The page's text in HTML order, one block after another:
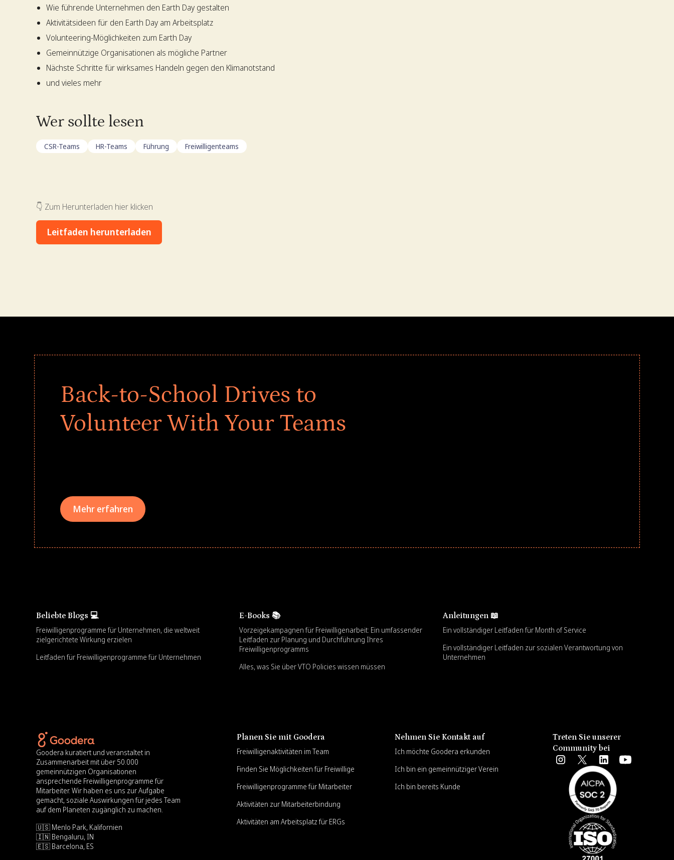
Wie führende Unternehmen den Earth Day gestalten
Aktivitätsideen für den Earth Day am Arbeitsplatz
Volunteering-Möglichkeiten zum Earth Day
Gemeinnützige Organisationen als mögliche Partner
Nächste Schritte für wirksames Handeln gegen den Klimanotstand
und vieles mehr
Wer sollte lesen
CSR-Teams HR-Teams Führung Freiwilligenteams
👇 Zum Herunterladen hier klicken
Leitfaden herunterladen
Back-to-School Drives to
Volunteer With Your Teams
Mehr erfahren
Beliebte Blogs 💻
Freiwilligenprogramme für Unternehmen, die weltweit
zielgerichtete Wirkung erzielen
Leitfaden für Freiwilligenprogramme für Unternehmen
E-Books 📚
Vorzeigekampagnen für Freiwilligenarbeit: Ein umfassender
Leitfaden zur Planung und Durchführung Ihres
Freiwilligenprogramms
Alles, was Sie über VTO Policies wissen müssen
Anleitungen 📖
Ein vollständiger Leitfaden für Month of Service
Ein vollständiger Leitfaden zur sozialen Verantwortung von
Unternehmen
Goodera kuratiert und veranstaltet in
Zusammenarbeit mit über 50.000
gemeinnützigen Organisationen
ansprechende Freiwilligenprogramme für
Mitarbeiter. Wir haben es uns zur Aufgabe
gemacht, soziale Auswirkungen für jedes Team
auf dem Planeten zugänglich zu machen.
🇺🇸 Menlo Park, Kalifornien
🇮🇳 Bengaluru, IN
🇪🇸 Barcelona, ES
Planen Sie mit Goodera
Freiwilligenaktivitäten im Team
Finden Sie Möglichkeiten für Freiwillige
Freiwilligenprogramme für Mitarbeiter
Aktivitäten zur Mitarbeiterbindung
Aktivitäten am Arbeitsplatz für ERGs
Nehmen Sie Kontakt auf
Ich möchte Goodera erkunden
Ich bin ein gemeinnütziger Verein
Ich bin bereits Kunde
Treten Sie unserer
Community bei